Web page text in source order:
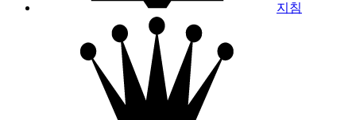
지침